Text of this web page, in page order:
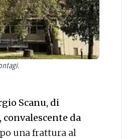
Scanu, di
convalescente da
una frattura al